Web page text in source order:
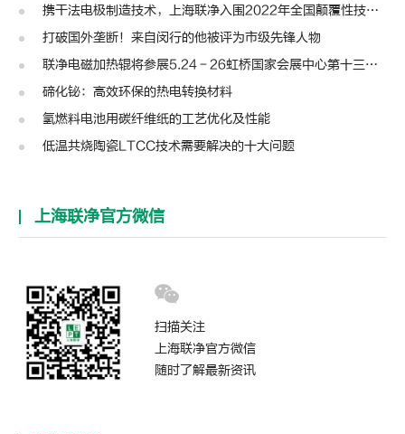
携干法电极制造技术，上海联净入围2022年全国颠覆性技术创新大赛
打破国外垄断！来自闵行的他被评为市级先锋人物
联净电磁加热辊将参展5.24－26虹桥国家会展中心第十三届模切展
碲化铋：高效环保的热电转换材料
氢燃料电池用碳纤维纸的工艺优化及性能
低温共烧陶瓷LTCC技术需要解决的十大问题
上海联净官方微信
扫描关注
上海联净官方微信
随时了解最新资讯